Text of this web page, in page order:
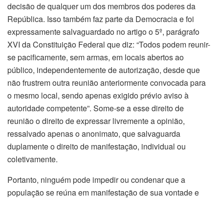
decisão de qualquer um dos membros dos poderes da
República. Isso também faz parte da Democracia e foi
expressamente salvaguardado no artigo o 5º, parágrafo
XVI da Constituição Federal que diz: “Todos podem reunir-
se pacificamente, sem armas, em locais abertos ao
público, independentemente de autorização, desde que
não frustrem outra reunião anteriormente convocada para
o mesmo local, sendo apenas exigido prévio aviso à
autoridade competente”. Some-se a esse direito de
reunião o direito de expressar livremente a opinião,
ressalvado apenas o anonimato, que salvaguarda
duplamente o direito de manifestação, individual ou
coletivamente.
Portanto, ninguém pode impedir ou condenar que a
população se reúna em manifestação de sua vontade e